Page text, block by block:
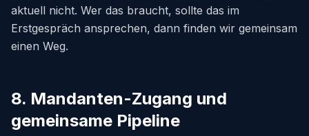
aktuell nicht. Wer das braucht, sollte das im
Erstgespräch ansprechen, dann finden wir gemeinsam
einen Weg.
8. Mandanten-Zugang und
gemeinsame Pipeline